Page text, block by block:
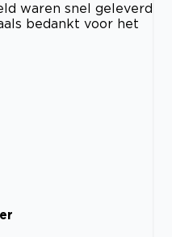
waren snel geleverd
bedankt voor het